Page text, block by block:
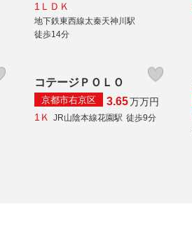
1ＬＤＫ
地下鉄東西線太秦天神川駅
徒歩14分
コテージＰＯＬＯ
京都市右京区 3.65万万円
1Ｋ
JR山陰本線花園駅 徒歩9分